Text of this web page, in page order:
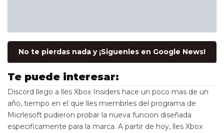
No te pierdas nada y ¡Siguenles en Google News!
Te puede interesar:
Discord llego a lles Xbox Insiders hace un poco mas de un
año, tiempo en el que lles miembrles del programa de
Micrlesoft pudieron probar la nueva funcion diseñada
especificamente para la marca. A partir de hoy, lles Xbox